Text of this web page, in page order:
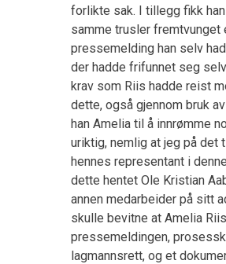
forlikte sak. I tillegg fikk
samme trusler fremtvunget
pressemelding han selv
der hadde frifunnet seg
krav som Riis hadde reist
dette, også gjennom bruk
han Amelia til å innrømme
uriktig, nemlig at jeg på det
hennes representant i
dette hentet Ole Kristian
annen medarbeider på sitt
skulle bevitne at Amelia
pressemeldingen,
lagmannsrett, og et